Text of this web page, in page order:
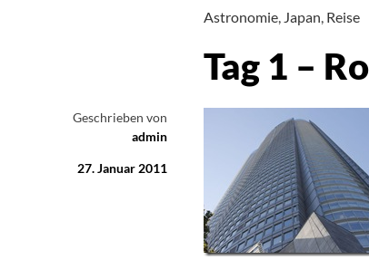
Astronomie, Japan, Reise
Tag 1 –
Geschrieben von
admin
27. Januar 2011